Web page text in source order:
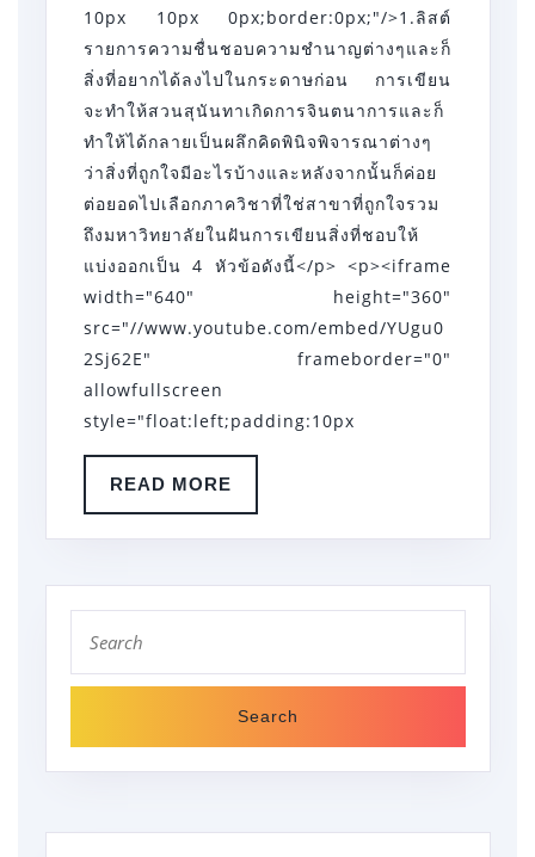
10px 10px 0px;border:0px;"/>1.ลิสต์
รายการความชื่นชอบความชำนาญต่างๆและก็
สิ่งที่อยากได้ลงไปในกระดาษก่อน การเขียน
จะทำให้สวนสุนันทาเกิดการจินตนาการและก็
ทำให้ได้กลายเป็นผลึกคิดพินิจพิจารณาต่างๆ
ว่าสิ่งที่ถูกใจมีอะไรบ้างและหลังจากนั้นก็ค่อย
ต่อยอดไปเลือกภาควิชาที่ใช่สาขาที่ถูกใจรวม
ถึงมหาวิทยาลัยในฝันการเขียนสิ่งที่ชอบให้
แบ่งออกเป็น 4 หัวข้อดังนี้</p> <p><iframe
width="640" height="360"
src="//www.youtube.com/embed/YUgu0
2Sj62E" frameborder="0"
allowfullscreen
style="float:left;padding:10px
READ MOREREAD
MORE
for: